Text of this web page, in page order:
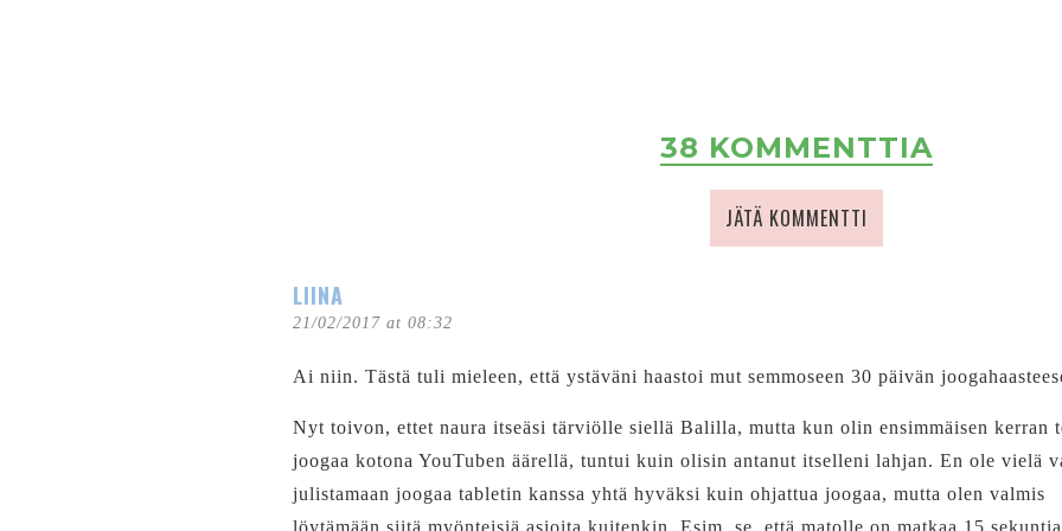
38 KOMMENTTIA
JÄTÄ KOMMENTTI
LIINA
21/02/2017 at 08:32
Ai niin. Tästä tuli mieleen, että ystäväni haastoi mut semmoseen 30 päivän
Nyt toivon, ettet naura itseäsi tärviölle siellä Balilla, mutta kun olin ensimmäisen kerran
joogaa kotona YouTuben äärellä, tuntui kuin olisin antanut itselleni lahjan. En ole vielä
julistamaan joogaa tabletin kanssa yhtä hyväksi kuin ohjattua joogaa, mutta olen valmis
löytämään siitä myönteisiä asioita kuitenkin. Esim. se, että matolle on matkaa 15 sekuntia.